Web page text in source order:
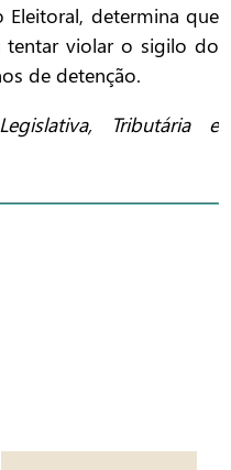
determina que
tentar violar o sigilo do
de detenção.
Tributária e